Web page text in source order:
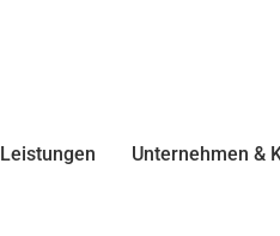
Leistungen Unternehmen &